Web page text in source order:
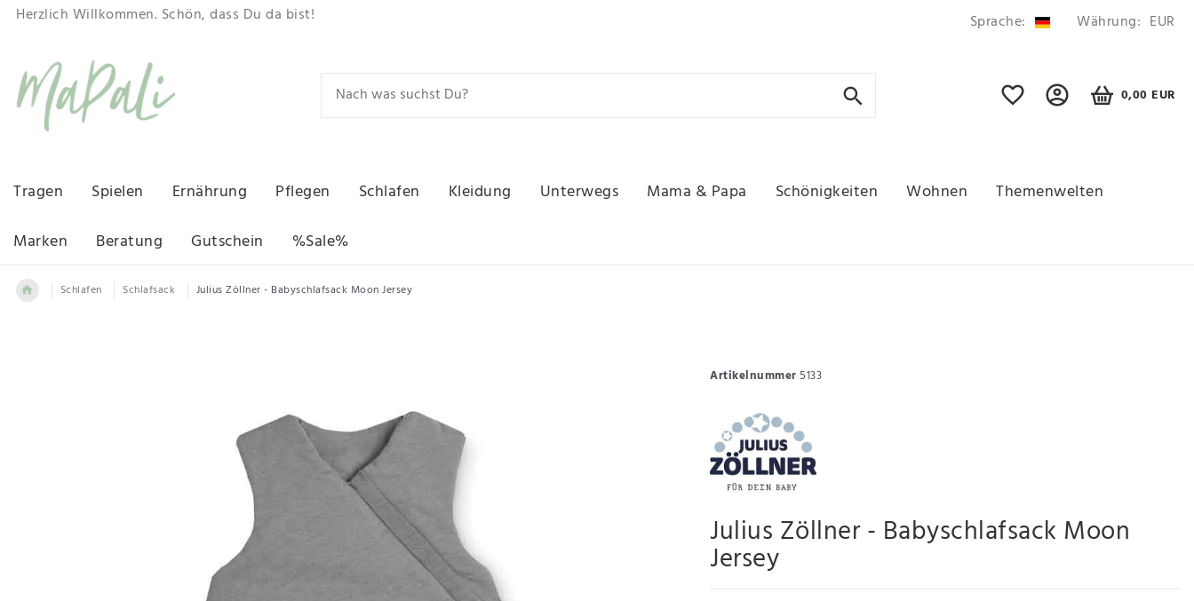
Herzlich Willkommen. Schön, dass Du da bist! Sprache: Währung: EUR
0,00 EUR
Tragen Spielen Ernährung Pflegen Schlafen Kleidung Unterwegs Mama & Papa Schönigkeiten Wohnen
Themenwelten
Marken
Beratung Gutschein %Sale%
Schlafen Schlafsack Julius Zöllner - Babyschlafsack Moon Jersey
Artikelnummer5133
Julius Zöllner - Babyschlafsack Moon
Jersey